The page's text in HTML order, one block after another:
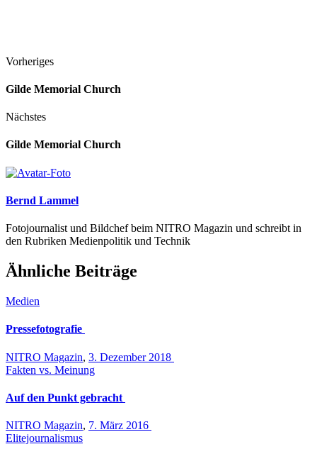
Vorheriges
Gilde Memorial Church
Nächstes
Gilde Memorial Church
Bernd Lammel
Fotojournalist und Bildchef beim NITRO Magazin und schreibt in
den Rubriken Medienpolitik und Technik
Ähnliche Beiträge
Medien
Pressefotografie
NITRO Magazin, 3. Dezember 2018
Fakten vs. Meinung
Auf den Punkt gebracht
NITRO Magazin, 7. März 2016
Elitejournalismus